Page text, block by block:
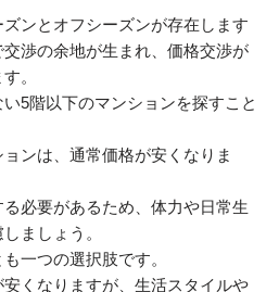
ンとオフシーズンが存在します
渉の余地が生まれ、価格交渉が
。
5階以下のマンションを探すこと
ンは、通常価格が安くなりま
必要があるため、体力や日常生
ましょう。
一つの選択肢です。
くなりますが、生活スタイルや